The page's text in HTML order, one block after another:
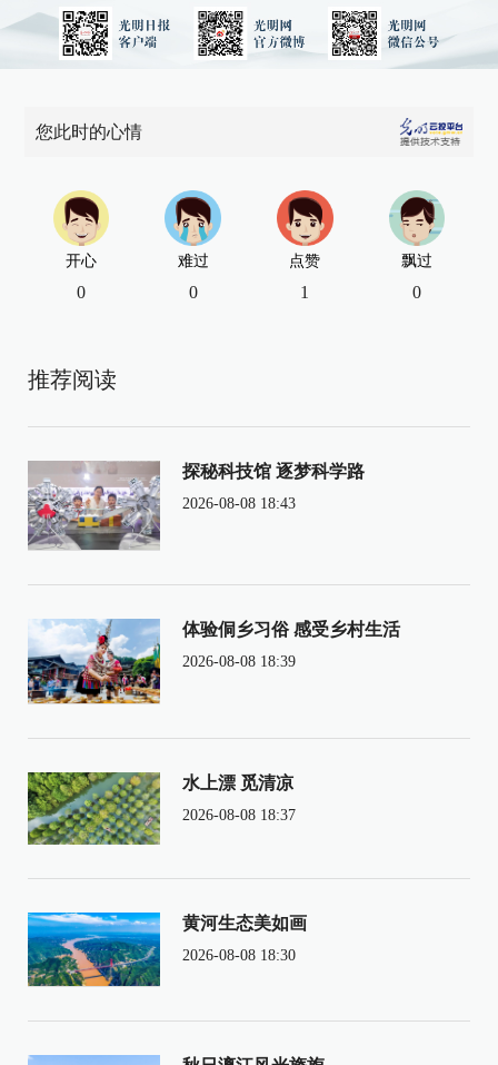
您此时的心情
开心
0
难过
0
点赞
1
飘过
0
推荐阅读
探秘科技馆 逐梦科学路
2026-08-08 18:43
体验侗乡习俗 感受乡村生活
2026-08-08 18:39
水上漂 觅清凉
2026-08-08 18:37
黄河生态美如画
2026-08-08 18:30